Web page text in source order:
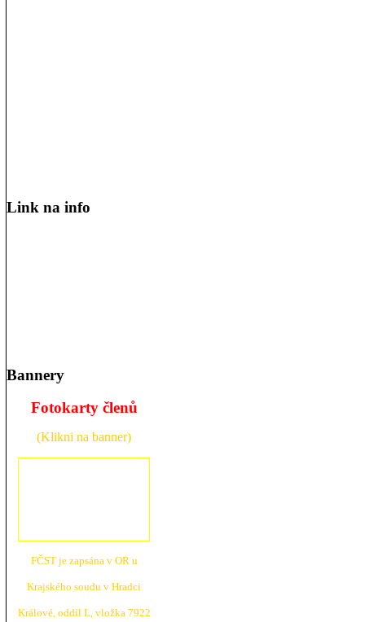
Link na info
Bannery
Fotokarty členů
(Klikni na banner)
FČST je zapsána v OR u
Krajského soudu v Hradci
Králové, oddíl L, vložka 7922